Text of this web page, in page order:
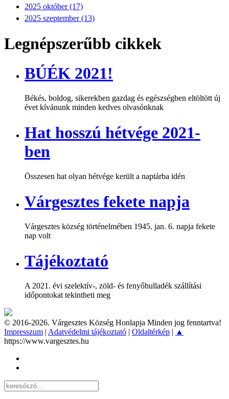
2025 október (17)
2025 szeptember (13)
Legnépszerűbb cikkek
BÚÉK 2021!
Békés, boldog, sikerekben gazdag és egészségben eltöltött új
évet kívánunk minden kedves olvasónknak
Hat hosszú hétvége 2021-
ben
Összesen hat olyan hétvége került a naptárba idén
Várgesztes fekete napja
Várgesztes község történelmében 1945. jan. 6. napja fekete
nap volt
Tájékoztató
A 2021. évi szelektív-, zöld- és fenyőhulladék szállítási
időpontokat tekintheti meg
© 2016-2026. Várgesztes Község Honlapja Minden jog fenntartva!
Impresszum | Adatvédelmi tájékoztató | Oldaltérkép | ▲
https://www.vargesztes.hu